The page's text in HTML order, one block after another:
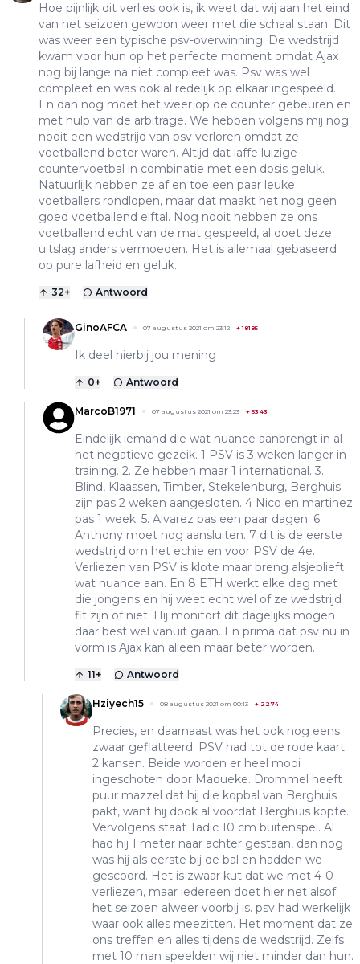
Hoe pijnlijk dit verlies ook is, ik weet dat wij aan het eind
van het seizoen gewoon weer met die schaal staan. Dit
was weer een typische psv-overwinning. De wedstrijd
kwam voor hun op het perfecte moment omdat Ajax
nog bij lange na niet compleet was. Psv was wel
compleet en was ook al redelijk op elkaar ingespeeld.
En dan nog moet het weer op de counter gebeuren en
met hulp van de arbitrage. We hebben volgens mij nog
nooit een wedstrijd van psv verloren omdat ze
voetballend beter waren. Altijd dat laffe luizige
countervoetbal in combinatie met een dosis geluk.
Natuurlijk hebben ze af en toe een paar leuke
voetballers rondlopen, maar dat maakt het nog geen
goed voetballend elftal. Nog nooit hebben ze ons
voetballend echt van de mat gespeeld, al doet deze
uitslag anders vermoeden. Het is allemaal gebaseerd
op pure lafheid en geluk.
32+ Antwoord
GinoAFCA 07 augustus 2021 om 23:12 +18185
Ik deel hierbij jou mening
0+ Antwoord
MarcoB1971 07 augustus 2021 om 23:23 + 5343
Eindelijk iemand die wat nuance aanbrengt in al
het negatieve gezeik. 1 PSV is 3 weken langer in
training. 2. Ze hebben maar 1 international. 3.
Blind, Klaassen, Timber, Stekelenburg, Berghuis
zijn pas 2 weken aangesloten. 4 Nico en martinez
pas 1 week. 5. Alvarez pas een paar dagen. 6
Anthony moet nog aansluiten. 7 dit is de eerste
wedstrijd om het echie en voor PSV de 4e.
Verliezen van PSV is klote maar breng alsjeblieft
wat nuance aan. En 8 ETH werkt elke dag met
die jongens en hij weet echt wel of ze wedstrijd
fit zijn of niet. Hij monitort dit dagelijks mogen
daar best wel vanuit gaan. En prima dat psv nu in
vorm is Ajax kan alleen maar beter worden.
11+ Antwoord
Hziyech15 08 augustus 2021 om 00:13 + 2274
Precies, en daarnaast was het ook nog eens
zwaar geflatteerd. PSV had tot de rode kaart
2 kansen. Beide worden er heel mooi
ingeschoten door Madueke. Drommel heeft
puur mazzel dat hij die kopbal van Berghuis
pakt, want hij dook al voordat Berghuis kopte.
Vervolgens staat Tadic 10 cm buitenspel. Al
had hij 1 meter naar achter gestaan, dan nog
was hij als eerste bij de bal en hadden we
gescoord. Het is zwaar kut dat we met 4-0
verliezen, maar iedereen doet hier net alsof
het seizoen alweer voorbij is. psv had werkelijk
waar ook alles meezitten. Het moment dat ze
ons treffen en alles tijdens de wedstrijd. Zelfs
met 10 man speelden wij niet minder dan hun.